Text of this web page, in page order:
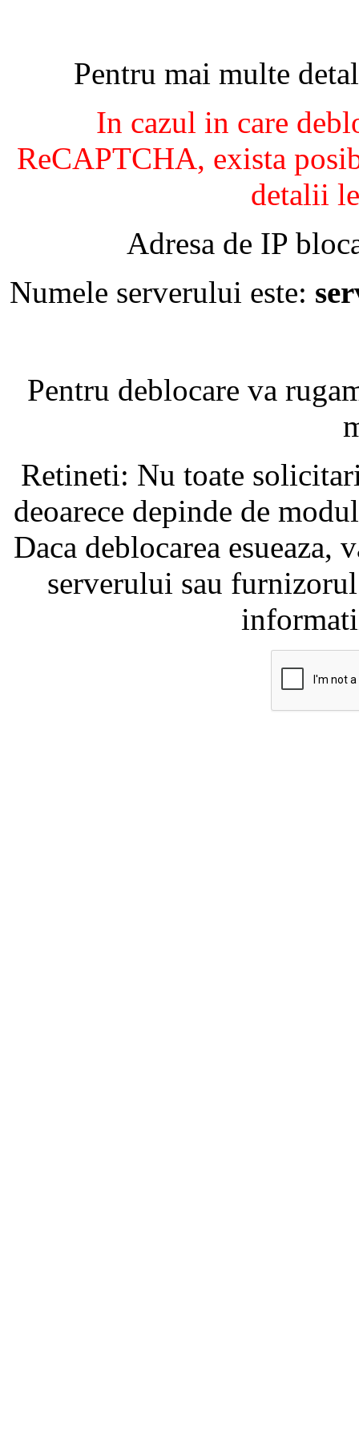
Pentru mai multe
In cazul in care
ReCAPTCHA, exista
detalii
Adresa de IP
Numele serverului este:
Pentru deblocare va
Retineti: Nu toate
deoarece depinde de
Daca deblocarea
serverului sau